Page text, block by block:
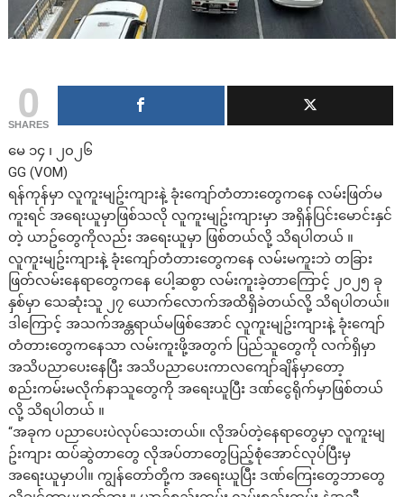
0
SHARES
မေ ၁၄ ၊ ၂၀၂၆
GG (VOM)
ရန်ကုန်မှာ လူကူးမျဥ်းကျားနဲ့ ခုံးကျော်တံတားတွေကနေ လမ်းဖြတ်မ
ကူးရင် အရေးယူမှာဖြစ်သလို လူကူးမျဥ်းကျားမှာ အရှိန်ပြင်းမောင်းနှင်
တဲ့ ယာဥ်တွေကိုလည်း အရေးယူမှာ ဖြစ်တယ်လို့ သိရပါတယ် ။
လူကူးမျဥ်းကျားနဲ့ ခုံးကျော်တံတားတွေကနေ လမ်းမကူးဘဲ တခြား
ဖြတ်လမ်းနေရာတွေကနေ ပေါ့ဆစွာ လမ်းကူးခဲ့တာကြောင့် ၂၀၂၅ ခု
နှစ်မှာ သေဆုံးသူ ၂၇ ယောက်လောက်အထိရှိခဲတယ်လို့ သိရပါတယ်။
ဒါကြောင့် အသက်အန္တရာယ်မဖြစ်အောင် လူကူးမျဥ်းကျားနဲ့ ခုံးကျော်
တံတားတွေကနေသာ လမ်းကူးဖို့အတွက် ပြည်သူတွေကို လက်ရှိမှာ
အသိပညာပေးနေပြီး အသိပညာပေးကာလကျော်ချိန်မှာတော့
စည်းကမ်းမလိုက်နာသူတွေကို အရေးယူပြီး ဒဏ်ငွေရိုက်မှာဖြစ်တယ်
လို့ သိရပါတယ် ။
“အခုက ပညာပေးပဲလုပ်သေးတယ်။ လိုအပ်တဲ့နေရာတွေမှာ လူကူးမျ
ဥ်းကျား ထပ်ဆွဲတာတွေ လိုအပ်တာတွေပြည့်စုံအောင်လုပ်ပြီးမှ
အရေးယူမှာပါ။ ကျွန်တော်တို့က အရေးယူပြီး ဒဏ်ကြေးတွေဘာတွေ